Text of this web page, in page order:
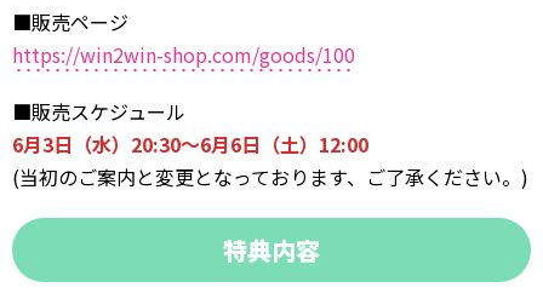
■販売ページ
https://win2win-shop.com/goods/100
■販売スケジュール
6月3日（水）20:30～6月6日（土）12:00
(当初のご案内と変更となっております、ご了承ください。)
特典内容